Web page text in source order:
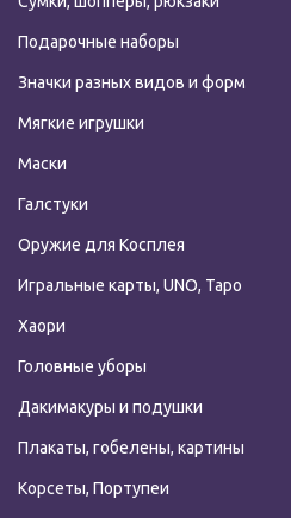
Подарочные наборы
Значки разных видов и форм
Мягкие игрушки
Маски
Галстуки
Оружие для Косплея
Игральные карты, UNO, Таро
Хаори
Головные уборы
Дакимакуры и подушки
Плакаты, гобелены, картины
Корсеты, Портупеи